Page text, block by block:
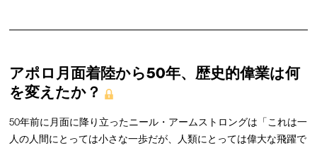
アポロ月面着陸から50年、歴史的偉業は何
を変えたか？
50年前に月面に降り立ったニール・アームストロングは「これは一
人の人間にとっては小さな一歩だが、人類にとっては偉大な飛躍で